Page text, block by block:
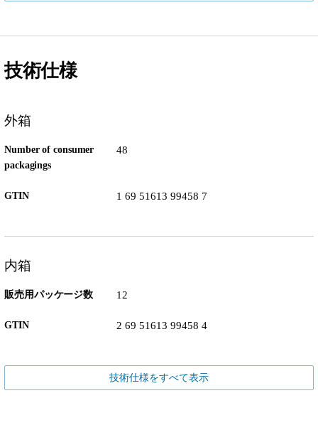
技術仕様
外箱
Number of consumer
packagings
48
GTIN 1 69 51613 99458 7
内箱
販売用パッケージ数 12
GTIN 2 69 51613 99458 4
技術仕様をすべて表示